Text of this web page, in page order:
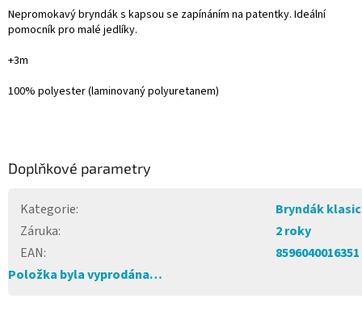
Nepromokavý bryndák s kapsou se zapínáním na patentky. Ideální
pomocník pro malé jedlíky.
+3m
100% polyester (laminovaný polyuretanem)
Doplňkové parametry
Kategorie:
Bryndák
Záruka:
2 roky
EAN:
8596040016351
Položka byla vyprodána…